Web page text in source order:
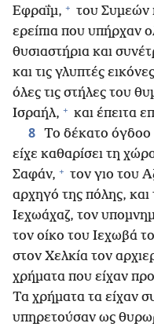
Εφραΐμ, + του Συμεών
ερείπια που υπήρχαν
θυσιαστήρια και
και τις γλυπτές
όλες τις στήλες του
Ισραήλ, + και έπειτα
8 Το δέκατο όγδοο
είχε καθαρίσει τη
Σαφάν, + τον γιο του
αρχηγό της πόλης, και
Ιεχωάχαζ, τον
τον οίκο του Ιεχωβά
στον Χελκία τον
χρήματα που είχαν
Τα χρήματα τα είχαν
υπηρετούσαν ως